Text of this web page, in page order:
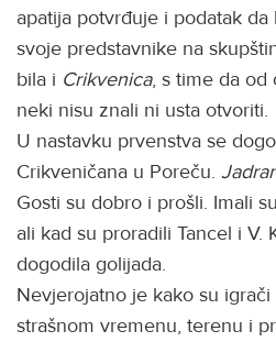
apatija potvrđuje i podatak
svoje predstavnike na
bila i Crikvenica, s time da od
neki nisu znali ni usta otvoriti.
U nastavku prvenstva se
Crikveničana u Poreču.
Gosti su dobro i prošli. Imali
ali kad su proradili Tancel i V.
dogodila golijada.
Nevjerojatno je kako su
strašnom vremenu, terenu i